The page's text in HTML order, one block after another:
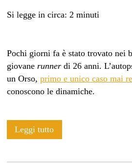
ossana</span>
Si legge in circa: 2 minuti
Pochi giorni fa è stato trovato nei
giovane runnerdi 26 anni.
un Orso, primo e unico caso mai
conoscono le dinamiche.
Leggi tuttoParola